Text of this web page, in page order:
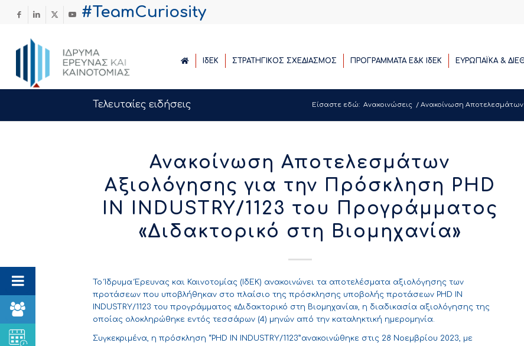
#TeamCuriosity
ΙδΕΚ ΣΤΡΑΤΗΓΙΚΟΣ ΣΧΕΔΙΑΣΜΟΣ ΠΡΟΓΡΑΜΜΑΤΑ E&K ΙδΕΚ ΕΥΡΩΠΑΪΚΑ &
Τελευταίες ειδήσεις Είσαστε εδώ: Ανακοινώσεις / Ανακοίνωση Αποτελεσμάτων
Ανακοίνωση Αποτελεσμάτων
Αξιολόγησης για την Πρόσκληση PHD
IN INDUSTRY/1123 του Προγράμματος
«Διδακτορικό στη Βιομηχανία»
Το Ίδρυμα Έρευνας και Καινοτομίας (ΙδΕΚ) ανακοινώνει τα αποτελέσματα αξιολόγησης των
προτάσεων που υποβλήθηκαν στο πλαίσιο της πρόσκλησης υποβολής προτάσεων PHD IN
INDUSTRY/1123 του προγράμματος «Διδακτορικό στη Βιομηχανία», η διαδικασία αξιολόγησης της
οποίας ολοκληρώθηκε εντός τεσσάρων (4) μηνών από την καταληκτική ημερομηνία.
Συγκεκριμένα, η πρόσκληση “PHD IN INDUSTRY/1123”ανακοινώθηκε στις 28 Νοεμβρίου 2023, με